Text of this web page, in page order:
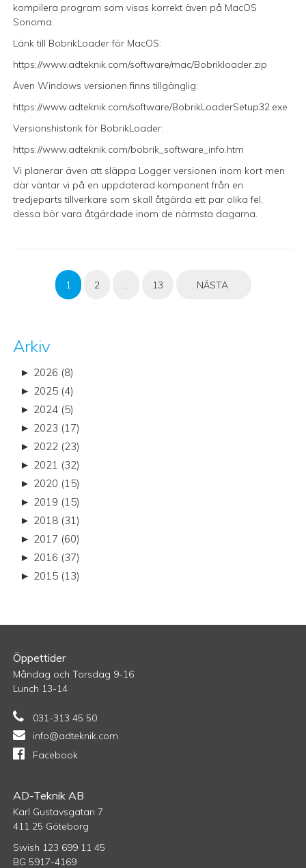
kompilera program som visas korrekt även på MacOS
Sonoma.
Länk till BobrikLoader för MacOS:
https://www.adteknik.com/software/mac/Bobrikloader.zip
Även Windows versionen finns tillgänglig:
https://www.adteknik.com/software/BobrikLoaderSetup32.exe
Versionshistorik för BobrikLoader:
https://www.adteknik.com/bobrik_software_info.htm
Vi planerar även att släppa Logger versionen inom kort men
där väntar vi på en uppdaterad komponent från en
tredjeparts tillverkare som skall åtgärda ett par olika fel,
dessa bör vara åtgärdade inom de närmsta dagarna.
Sidnumrering
1 2 … 13 NÄSTA
Arkiv
► 2026 (8)
► 2025 (4)
► 2024 (5)
► 2023 (17)
► 2022 (23)
► 2021 (32)
► 2020 (15)
► 2019 (15)
► 2018 (31)
► 2017 (60)
► 2016 (37)
► 2015 (13)
Öppettider
Måndag och Torsdag 9-16
Lunch 13-14
031-313 45 50
info@adteknik.com
Facebook
AD-Teknik AB
Karl Gustavsgatan 7
411 25 Göteborg
Swish 123 699 11 45
BG 5917-4169